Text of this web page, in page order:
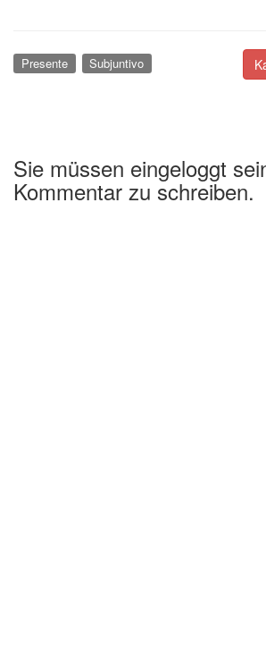
Presente Subjuntivo
Sie müssen eingeloggt
Kommentar zu schreiben.